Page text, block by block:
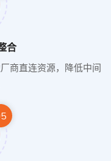
合
商直连资源，降低中间